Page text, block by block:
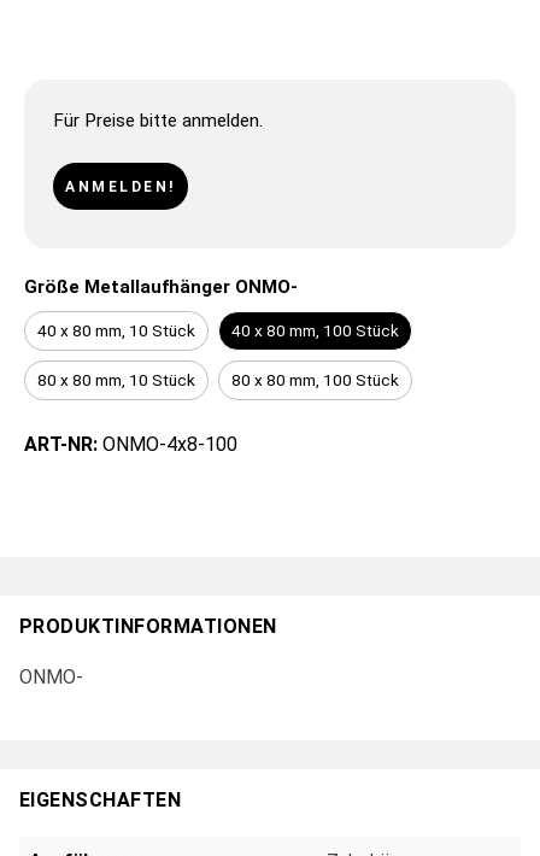
Für Preise bitte anmelden.
ANMELDEN!
Größe Metallaufhänger ONMO-
40 x 80 mm, 10 Stück 40 x 80 mm, 100 Stück
80 x 80 mm, 10 Stück 80 x 80 mm, 100 Stück
ART-NR: ONMO-4x8-100
PRODUKTINFORMATIONEN
ONMO-
EIGENSCHAFTEN